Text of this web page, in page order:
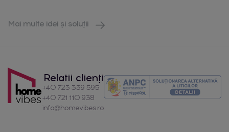
Mai multe idei și soluții
Relatii clienți
+40 723 339 595
+40 721 110 938
info@homevibes.ro